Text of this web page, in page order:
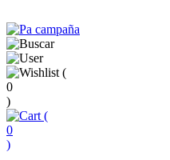
(
0
)
(
0
)